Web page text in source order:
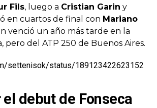
Fils, luego a Cristian Garin y
en cuartos de final con Mariano
venció un año más tarde en la
pero del ATP 250 de Buenos Aires.
settenisok/status/189123422623152
debut de Fonseca